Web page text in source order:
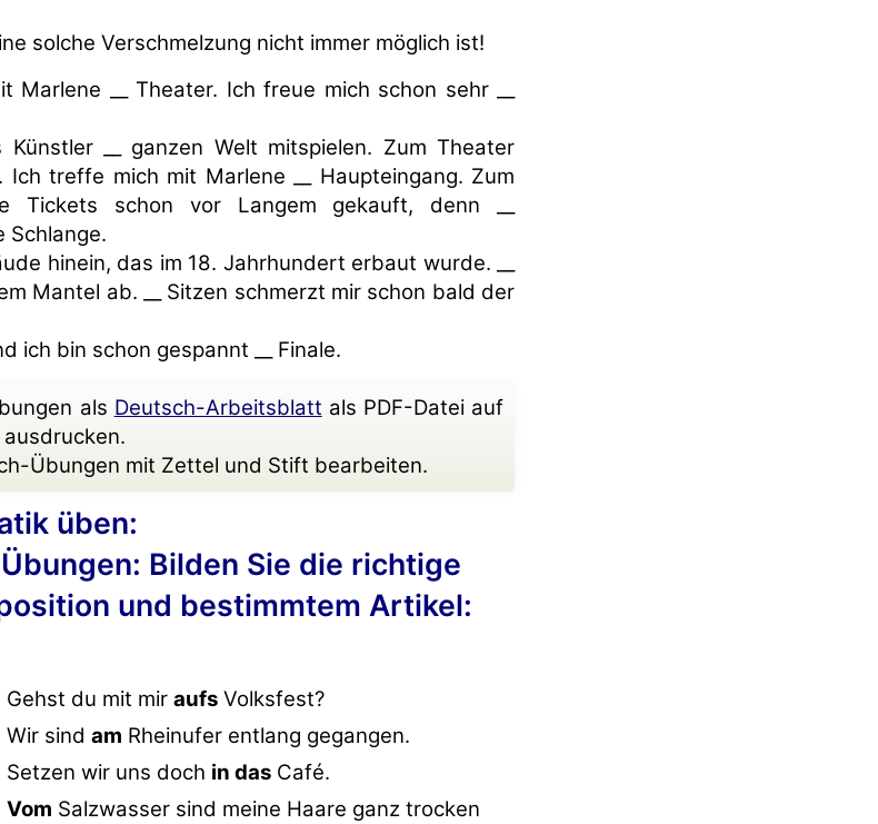
solche Verschmelzung nicht immer möglich ist!
__ Theater. Ich freue mich schon sehr __
Künstler __ ganzen Welt mitspielen. Zum Theater
Ich treffe mich mit Marlene __ Haupteingang. Zum
Tickets schon vor Langem gekauft, denn __
Schlange.
hinein, das im 18. Jahrhundert erbaut wurde. __
Mantel ab. __ Sitzen schmerzt mir schon bald der
ich bin schon gespannt __ Finale.
als Deutsch-Arbeitsblatt als PDF-Datei auf
Übungen mit Zettel und Stift bearbeiten.
üben:
Bilden Sie die richtige
und bestimmtem Artikel:
Gehst du mit mir aufs Volksfest?
Wir sind am Rheinufer entlang gegangen.
Setzen wir uns doch in das Café.
Vom Salzwasser sind meine Haare ganz trocken